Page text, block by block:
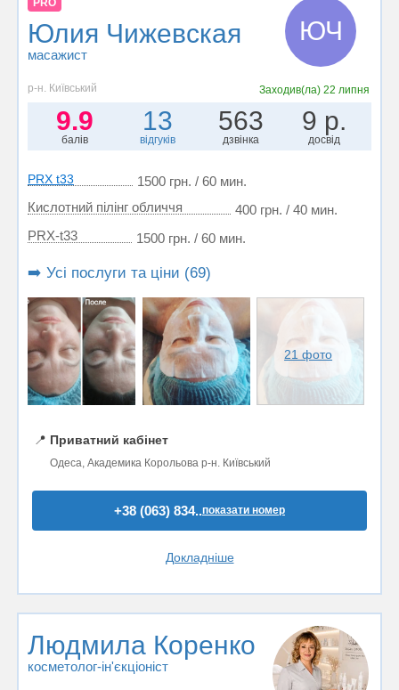
PRO
Юлия Чижевская
масажист
ЮЧ
р-н. Київський Заходив(ла) 22 липня
9.9
балів
13
відгуків
563
дзвінка
9 р.
досвід
PRX t33
1500 грн. / 60 мин.
Кислотний пілінг обличчя
400 грн. / 40 мин.
PRX-t33
1500 грн. / 60 мин.
➡️ Усі послуги та ціни (69)
21 фото
📍 Приватний кабінет
Одеса, Академика Корольова р-н. Київський
+38 (063) 834..показати номер
Докладніше
Людмила Коренко
косметолог-ін'єкціоніст